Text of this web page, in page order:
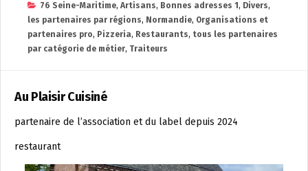
76 Seine-Maritime, Artisans, Bonnes adresses 1 , Divers,
les partenaires par régions, Normandie, Organisations et
partenaires pro, Pizzeria, Restaurants, tous les partenaires
par catégorie de métier, Traiteurs
Au Plaisir Cuisiné
partenaire de l’association et du label depuis 2024
restaurant